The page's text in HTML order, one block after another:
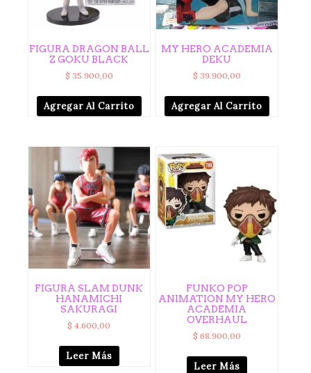
FIGURA DRAGON BALL
Z GOKU BLACK
$ 35.900,00
Agregar Al Carrito
MY HERO ACADEMIA
DEKU
$ 39.900,00
Agregar Al Carrito
FIGURA SLAM DUNK
HANAMICHI
SAKURAGI
$ 4.600,00
Leer Más
FUNKO POP
ANIMATION MY HERO
ACADEMIA
OVERHAUL
$ 68.900,00
Leer Más